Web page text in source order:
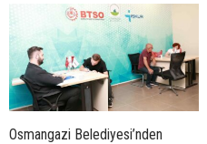
Osmangazi Belediyesi’nden